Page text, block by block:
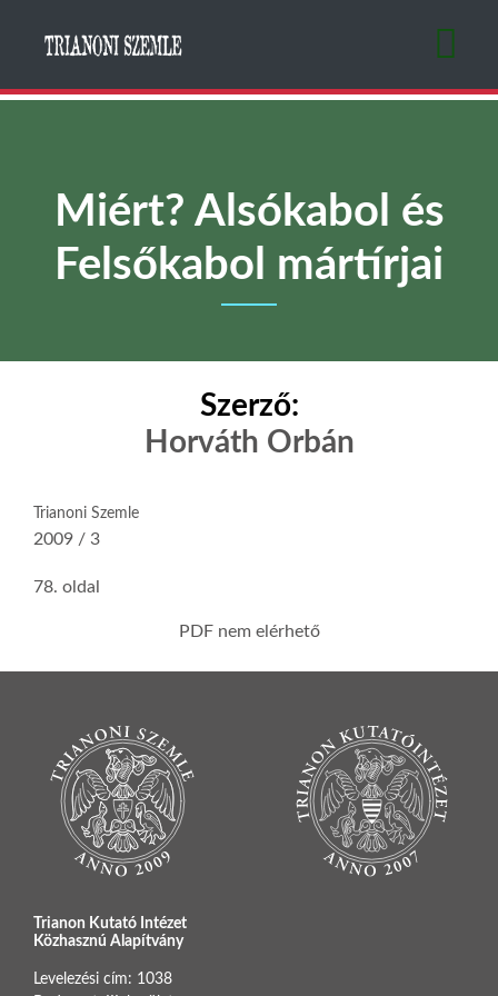
Miért? Alsókabol és
Felsőkabol mártírjai
Szerző:
Horváth Orbán
Trianoni Szemle
2009 / 3
78. oldal
PDF nem elérhető
Trianon Kutató Intézet
Közhasznú Alapítvány
Levelezési cím: 1038